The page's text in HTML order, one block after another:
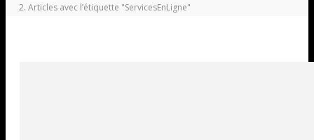
Articles avec l’étiquette "ServicesEnLigne"